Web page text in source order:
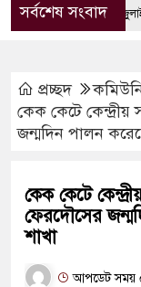
সর্বশেষ সংবাদ
জুলাই
প্রচ্ছদ
কেক কেটে
জন্মদিন পালন
কেক কেটে
ফেরদৌসের
শাখা
আপডেট সময়